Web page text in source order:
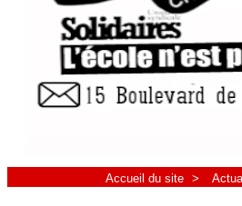
Accueil du site >